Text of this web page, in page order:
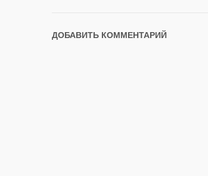
ДОБАВИТЬ КОММЕНТАРИЙ